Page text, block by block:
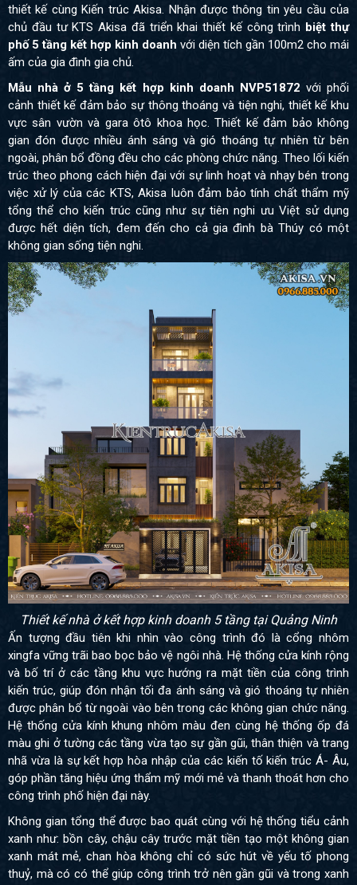
thiết kế cùng Kiến trúc Akisa. Nhận được thông tin yêu cầu của
chủ đầu tư KTS Akisa đã triển khai thiết kế công trình biệt thự
phố 5 tầng kết hợp kinh doanh với diện tích gần 100m2 cho mái
ấm của gia đình gia chủ.
Mẫu nhà ở 5 tầng kết hợp kinh doanh NVP51872 với phối
cảnh thiết kế đảm bảo sự thông thoáng và tiện nghi, thiết kế khu
vực sân vườn và gara ôtô khoa học. Thiết kế đảm bảo không
gian đón được nhiều ánh sáng và gió thoáng tự nhiên từ bên
ngoài, phân bổ đồng đều cho các phòng chức năng. Theo lối kiến
trúc theo phong cách hiện đại với sự linh hoạt và nhạy bén trong
việc xử lý của các KTS, Akisa luôn đảm bảo tính chất thẩm mỹ
tổng thể cho kiến trúc cũng như sự tiên nghi ưu Việt sử dụng
được hết diện tích, đem đến cho cả gia đình bà Thúy có một
không gian sống tiện nghi.
Thiết kế nhà ở kết hợp kinh doanh 5 tầng tại Quảng Ninh
Ấn tượng đầu tiên khi nhìn vào công trình đó là cổng nhôm
xingfa vững trãi bao bọc bảo vệ ngôi nhà. Hệ thống cửa kính rộng
và bố trí ở các tầng khu vực hướng ra mặt tiền của công trình
kiến trúc, giúp đón nhận tối đa ánh sáng và gió thoáng tự nhiên
được phân bổ từ ngoài vào bên trong các không gian chức năng.
Hệ thống cửa kính khung nhôm màu đen cùng hệ thống ốp đá
màu ghi ở tường các tầng vừa tạo sự gần gũi, thân thiện và trang
nhã vừa là sự kết hợp hòa nhập của các kiến tố kiến trúc Á- Âu,
góp phần tăng hiệu ứng thẩm mỹ mới mẻ và thanh thoát hơn cho
công trình phố hiện đại này.
Không gian tổng thể được bao quát cùng với hệ thống tiểu cảnh
xanh như: bồn cây, chậu cây trước mặt tiền tạo một không gian
xanh mát mẻ, chan hòa không chỉ có sức hút về yếu tố phong
thuỷ, mà có có thể giúp công trình trở nên gần gũi và trong xanh